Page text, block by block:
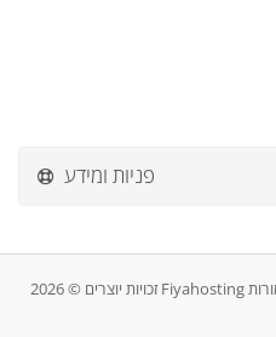
פניות ומידע